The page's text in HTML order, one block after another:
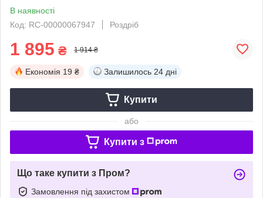
В наявності
Код: RC-00000067947
Роздріб
1 895 ₴ 1 914 ₴
Економія 19 ₴ Залишилось 24 дні
Купити
або
Купити з
Що таке купити з Пром?
Замовлення під захистом